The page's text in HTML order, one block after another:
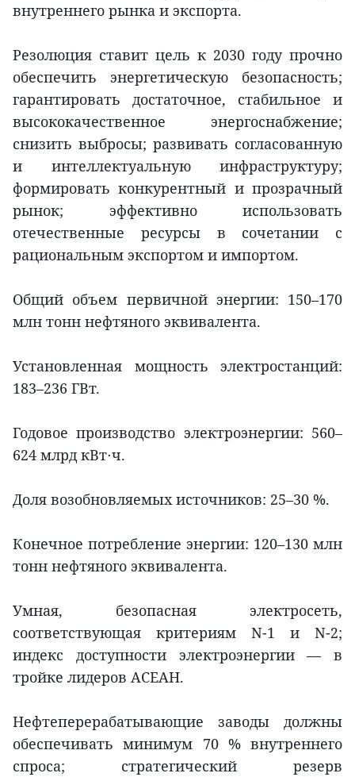
внутреннего рынка и экспорта.
Резолюция ставит цель к 2030 году прочно
обеспечить энергетическую безопасность;
гарантировать достаточное, стабильное и
высококачественное энергоснабжение;
снизить выбросы; развивать согласованную
и интеллектуальную инфраструктуру;
формировать конкурентный и прозрачный
рынок; эффективно использовать
отечественные ресурсы в сочетании с
рациональным экспортом и импортом.
Общий объем первичной энергии: 150–170
млн тонн нефтяного эквивалента.
Установленная мощность электростанций:
183–236 ГВт.
Годовое производство электроэнергии: 560–
624 млрд кВт⋅ч.
Доля возобновляемых источников: 25–30 %.
Конечное потребление энергии: 120–130 млн
тонн нефтяного эквивалента.
Умная, безопасная электросеть,
соответствующая критериям N-1 и N-2;
индекс доступности электроэнергии — в
тройке лидеров АСЕАН.
Нефтеперерабатывающие заводы должны
обеспечивать минимум 70 % внутреннего
спроса; стратегический резерв